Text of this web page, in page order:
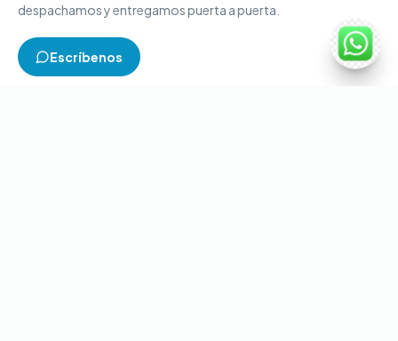
despachamos y entregamos puerta a puerta.
Escríbenos